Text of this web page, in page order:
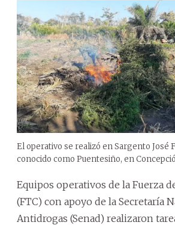
El operativo se realizó en Sargento José
conocido como Puentesiño, en
Equipos operativos de la Fuerza
(FTC) con apoyo de la Secretaría
Antidrogas (Senad) realizaron